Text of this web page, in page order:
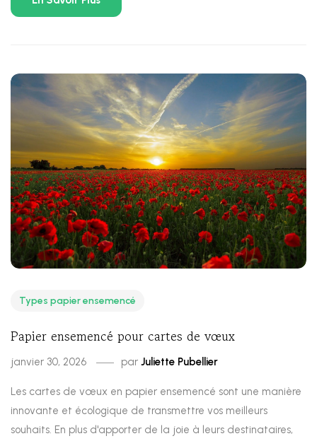
Types papier ensemencé
Papier ensemencé pour cartes de vœux
janvier 30, 2026 par Juliette Pubellier
Les cartes de vœux en papier ensemencé sont une manière
innovante et écologique de transmettre vos meilleurs
souhaits. En plus d'apporter de la joie à leurs destinataires,